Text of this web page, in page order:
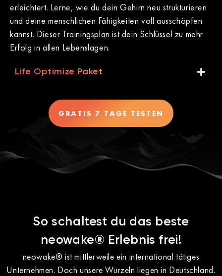
erleichtert. Lerne, wie du dein Gehirn neu strukturieren
und deine menschlichen Fähigkeiten voll ausschöpfen
kannst. Dieser Trainingsplan ist dein Schlüssel zu mehr
Erfolg in allen Lebenslagen.
Life Optimize Paket
GRATIS 7 TAGE TESTEN
So schaltest du das beste
neowake® Erlebnis frei!
neowake® ist mittlerweile ein international tätiges
Unternehmen. Doch unsere Wurzeln liegen in Deutschland.